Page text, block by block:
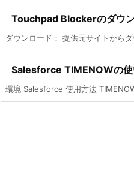
Touchpad Blockerのダウ
ダウンロード： 提供元サイトから
Salesforce TIMENOWの使
環境 Salesforce 使用方法